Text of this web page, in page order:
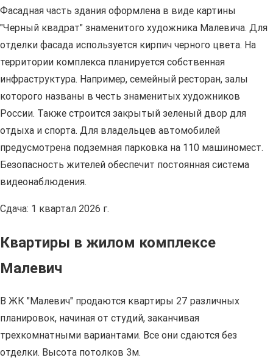
Фасадная часть здания оформлена в виде картины
"Черный квадрат" знаменитого художника Малевича. Для
отделки фасада используется кирпич черного цвета. На
территории комплекса планируется собственная
инфраструктура. Например, семейный ресторан, залы
которого названы в честь знаменитых художников
России. Также строится закрытый зеленый двор для
отдыха и спорта. Для владельцев автомобилей
предусмотрена подземная парковка на 110 машиномест.
Безопасность жителей обеспечит постоянная система
видеонаблюдения.
Сдача: 1 квартал 2026 г.
Квартиры в жилом комплексе
Малевич
В ЖК "Малевич" продаются квартиры 27 различных
планировок, начиная от студий, заканчивая
трехкомнатными вариантами. Все они сдаются без
отделки. Высота потолков 3м.